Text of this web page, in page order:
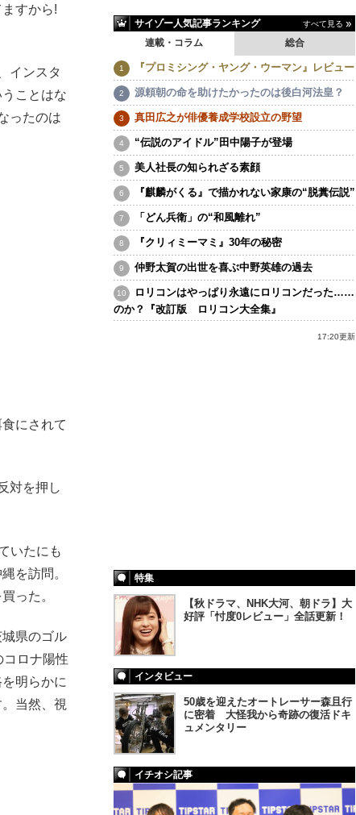
ますから!
インスタ
ことはな
ったのは
にされて
対を押し
いたにも
を訪問。
った。
県のゴル
ロナ陽性
明らかに
当然、視
サイゾー人気記事ランキング すべて見る
連載・コラム 総合
『プロミシング・ヤング・ウーマン』レビュー
源頼朝の命を助けたかったのは後白河法皇？
真田広之が俳優養成学校設立の野望
“伝説のアイドル”田中陽子が登場
美人社長の知られざる素顔
『麒麟がくる』で描かれない家康の“脱糞伝説”
「どん兵衛」の“和風離れ”
『クリィミーマミ』30年の秘密
仲野太賀の出世を喜ぶ中野英雄の過去
ロリコンはやっぱり永遠にロリコンだった……
のか？『改訂版 ロリコン大全集』
17:20更新
特集
【秋ドラマ、NHK大河、朝ドラ】大
好評「忖度0レビュー」全話更新！
インタビュー
50歳を迎えたオートレーサー森且行
に密着 大怪我から奇跡の復活ドキ
ュメンタリー
イチオシ記事